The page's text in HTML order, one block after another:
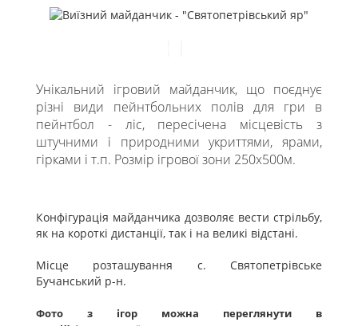
Унікальний ігровий майданчик, що поєднує
різні види пейнтбольних полів для гри в
пейнтбол - ліс, пересічена місцевість з
штучними і природними укриттями, ярами,
гірками і т.п. Розмір ігрової зони 250х500м.
Конфігурація майданчика дозволяє вести стрільбу,
як на короткі дистанції, так і на великі відстані.
Місце розташування с. Святопетрівське
Бучанський р-н.
Фото з ігор можна переглянути в